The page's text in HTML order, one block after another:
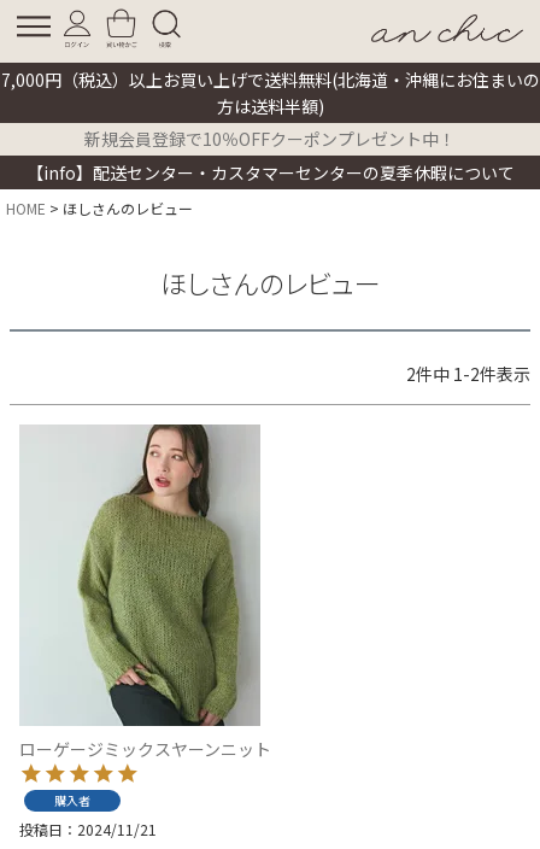
7,000円（税込）以上お買い上げで送料無料(北海道・沖縄にお住まいの
方は送料半額)
新規会員登録で10％OFFクーポンプレゼント中！
【info】配送センター・カスタマーセンターの夏季休暇について
HOME ほしさんのレビュー
ほしさんのレビュー
2件中 1-2件表示
ローゲージミックスヤーンニット
購入者
投稿日 2024/11/21